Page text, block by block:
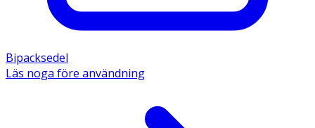
Bipacksedel
Läs noga före användning